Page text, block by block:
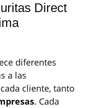
Direct
diferentes
a las
cliente, tanto
. Cada